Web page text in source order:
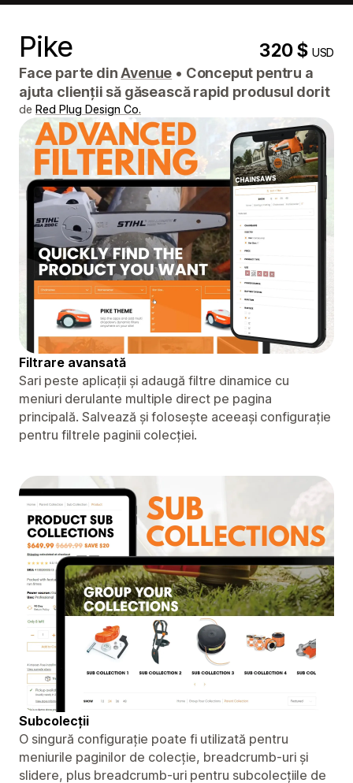
Pike 320 $USD
Face parte dinAvenue • Conceput pentru a
ajuta clienții să găsească rapid produsul dorit
de Red Plug Design Co.
Filtrare avansată
Sari peste aplicații și adaugă filtre dinamice cu
meniuri derulante multiple direct pe pagina
principală. Salvează și folosește aceeași configurație
pentru filtrele paginii colecției.
Subcolecții
O singură configurație poate fi utilizată pentru
meniurile paginilor de colecție, breadcrumb-uri și
slidere, plus breadcrumb-uri pentru subcolecțiile de